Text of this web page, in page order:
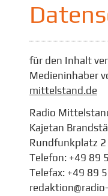
für den Inhalt
Medieninhaber
mittelstand.de
Radio
Kajetan
Rundfunkplatz
Telefon: +49 89
Telefax: +49 89